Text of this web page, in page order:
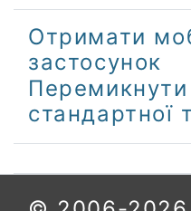
Отримати
застосунок
стандартної